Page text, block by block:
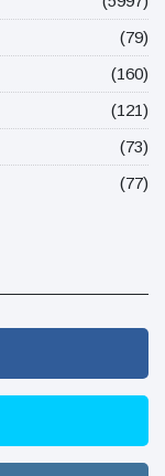
(79)
(160)
(121)
(73)
(77)